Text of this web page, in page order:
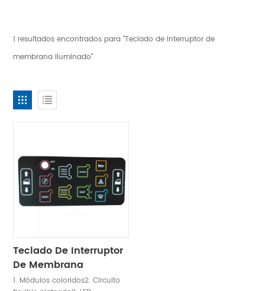
1 resultados encontrados para "Teclado de interruptor de
membrana iluminado"
Teclado De Interruptor
De Membrana
Iluminado
1. Módulos coloridos2. Circuito